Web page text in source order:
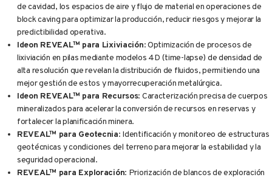
de cavidad, los espacios de aire y flujo de material en operaciones de
block caving para optimizar la producción, reducir riesgos y mejorar la
predictibilidad operativa.
Ideon REVEAL™ para Lixiviación: Optimización de procesos de
lixiviación en pilas mediante modelos 4D (time-lapse) de densidad de
alta resolución que revelan la distribución de fluidos, permitiendo una
mejor gestión de estos y mayorrecuperación metalúrgica.
Ideon REVEAL™ para Recursos: Caracterización precisa de cuerpos
mineralizados para acelerar la conversión de recursos en reservas y
fortalecer la planificación minera.
REVEAL™ para Geotecnia: Identificación y monitoreo de estructuras
geotécnicas y condiciones del terreno para mejorar la estabilidad y la
seguridad operacional.
REVEAL™ para Exploración: Priorización de blancos de exploración